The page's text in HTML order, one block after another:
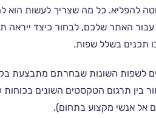
להפליא. כל מה שצריך לעשות הוא
עבור האתר שלכם, לבחור כיצד
תכנים בשלל שפות.
לשפות השונות שבחרתם מתבצעת
אל אנשי מקצוע בתחום).